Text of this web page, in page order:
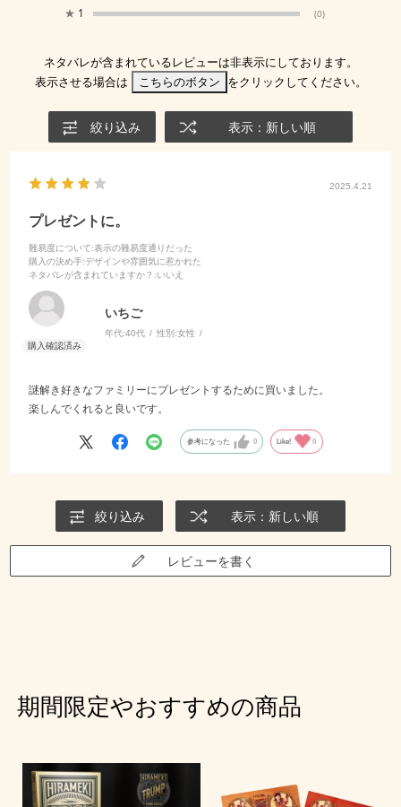
★ 1 (0)
ネタバレが含まれているレビューは非表示にしております。
表示させる場合は
こちらのボタン をクリックしてください。
絞り込み 表示：新しい順
2025.4.21
プレゼントに。
難易度について:表示の難易度通りだった
購入の決め手:デザインや雰囲気に惹かれた
ネタバレが含まれていますか？ :いいえ
いちご
年代:40代 性別:女性
謎解き好きなファミリーにプレゼントするために買いました。
楽しんでくれると良いです。
参考になった 0 Like! 0
絞り込み 表示：新しい順
レビューを書く
期間限定やおすすめの商品